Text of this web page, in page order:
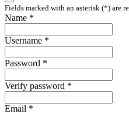
Fields marked with an asterisk (*) are
Name *
Username *
Password *
Verify password *
Email *